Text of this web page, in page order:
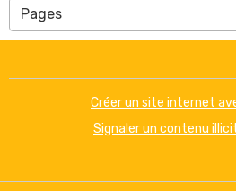
Créer un site internet
Signaler un contenu